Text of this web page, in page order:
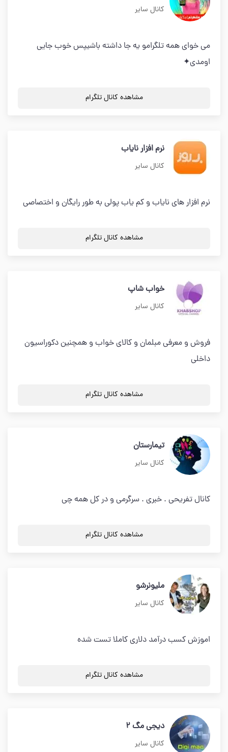
کانال سایر
می خوای همه تلگرامو یه جا داشته باشیپس خوب جایی
اومدی✦
مشاهده کانال تلگرام
نرم افزار نایاب
کانال سایر
نرم افزار های نایاب و کم یاب پولی به طور رایگان و اختصاصی
مشاهده کانال تلگرام
خواب شاپ
کانال سایر
فروش و معرفی مبلمان و کالای خواب و همچنین دکوراسیون
داخلی
مشاهده کانال تلگرام
تیمارستان
کانال سایر
کانال تفریحی . خبری . سرگرمی و در کل همه چی
مشاهده کانال تلگرام
ملیونرشو
کانال سایر
اموزش کسب درآمد دلاری کاملا تست شده
مشاهده کانال تلگرام
دیجی مگ 2
کانال سایر